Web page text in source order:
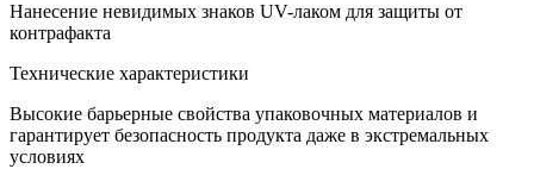
Нанесение невидимых знаков UV-лаком для защиты от
контрафакта
Технические характеристики
Высокие барьерные свойства упаковочных материалов и
гарантирует безопасность продукта даже в экстремальных
условиях